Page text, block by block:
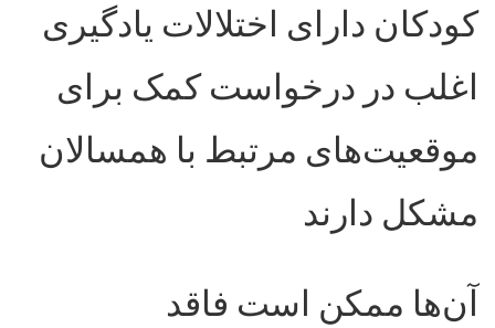
کودکان دارای اختلالات یادگیری
اغلب در درخواست کمک برای
موقعیت‌های مرتبط با همسالان
مشکل دارند
آن‌ها ممکن است فاقد